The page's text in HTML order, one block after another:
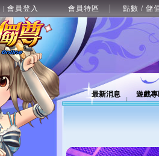
| 會員登入 會員特區 點數 / 儲
最新消息 遊戲